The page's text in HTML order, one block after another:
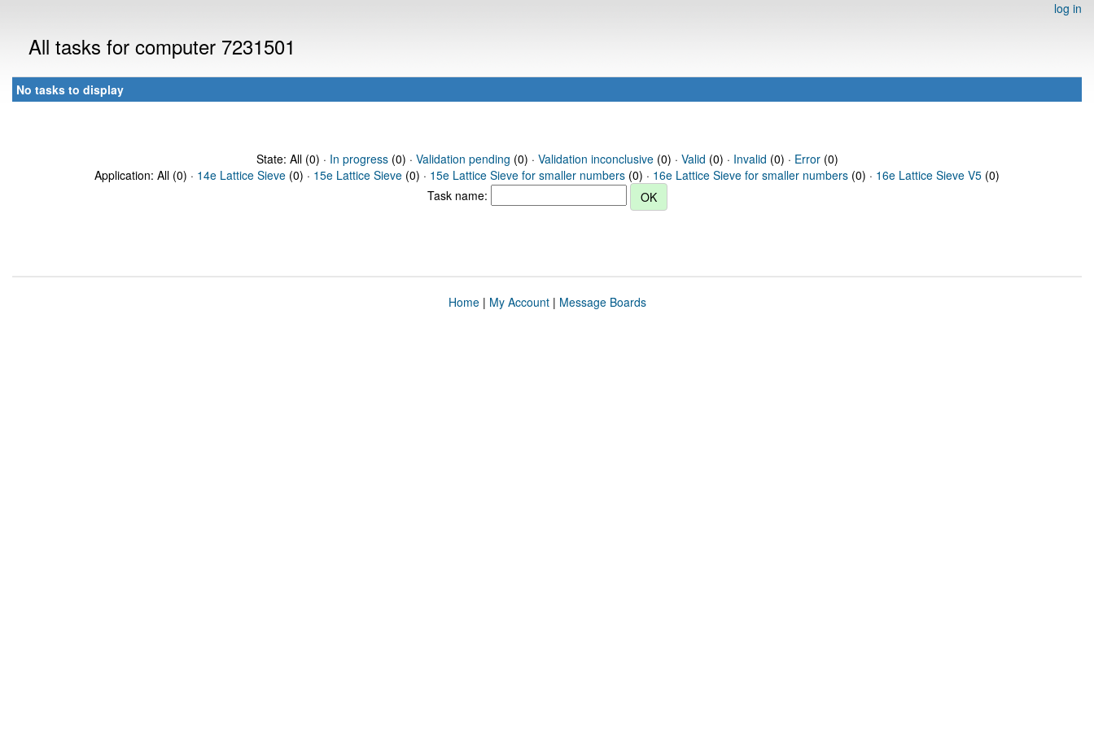
log in
All tasks for computer 7231501
No tasks to display
State: All (0) · In progress(0) · Validation pending (0) · Validation inconclusive(0) · Valid (0) · Invalid (0) · Error(0)
Application: All (0) · 14e Lattice Sieve (0) · 15e Lattice Sieve (0) · 15e Lattice Sieve for smaller numbers (0) · 16e Lattice Sieve for smaller numbers (0) · 16e Lattice Sieve V5 (0)
Task name:
Home| My Account| Message Boards